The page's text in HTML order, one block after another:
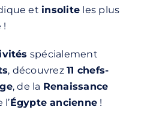
etinsolite les plus
!
spécialement
, découvrez11 chefs-
, de la Renaissance
Égypte ancienne !